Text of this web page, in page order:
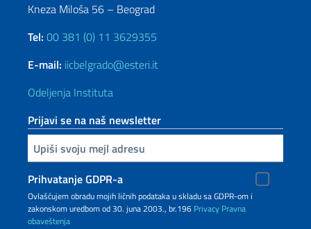
Kneza Miloša 56 – Beograd
Tel: 00 381 (0) 11 3629355
E-mail: iicbelgrado@esteri.it
Odeljenja Instituta
Prijavi se na naš newsletter
Upiši vaš imejl
Prihvatanje GDPR-a
Ovlašćujem obradu mojih ličnih podataka u skladu sa GDPR-om i
zakonskom uredbom od 30. juna 2003., br.196 Privacy Pravna
obaveštenja